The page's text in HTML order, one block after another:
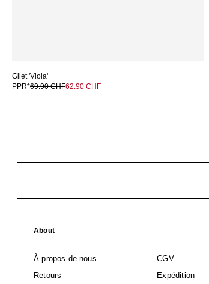
Gilet 'Viola'
PPR*69.90 CHF62.90 CHF
About
À propos de nous
CGV
Retours
Expédition